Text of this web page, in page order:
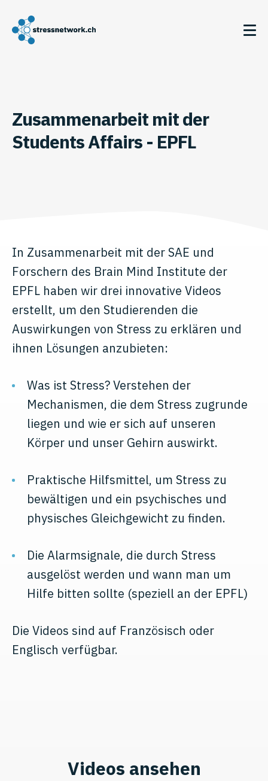
Zusammenarbeit mit der
Students Affairs - EPFL
In Zusammenarbeit mit der SAE und
Forschern des Brain Mind Institute der
EPFL haben wir drei innovative Videos
erstellt, um den Studierenden die
Auswirkungen von Stress zu erklären und
ihnen Lösungen anzubieten:
Was ist Stress? Verstehen der
Mechanismen, die dem Stress zugrunde
liegen und wie er sich auf unseren
Körper und unser Gehirn auswirkt.
Praktische Hilfsmittel, um Stress zu
bewältigen und ein psychisches und
physisches Gleichgewicht zu finden.
Die Alarmsignale, die durch Stress
ausgelöst werden und wann man um
Hilfe bitten sollte (speziell an der EPFL)
Die Videos sind auf Französisch oder
Englisch verfügbar.
Videos ansehen